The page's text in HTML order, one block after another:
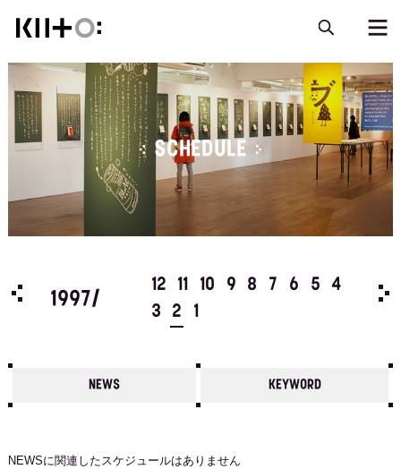
SCHEDULE
4
1997/
12 11 10 9 8 7 6 5
4
3
2 1
NEWS KEYWORD
NEWSに関連したスケジュールはありません